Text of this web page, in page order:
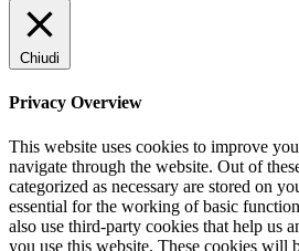
Chiudi
Privacy Overview
This website uses cookies to improve
navigate through the website. Out of
categorized as necessary are stored on
essential for the working of basic
also use third-party cookies that help us
you use this website. These cookies will